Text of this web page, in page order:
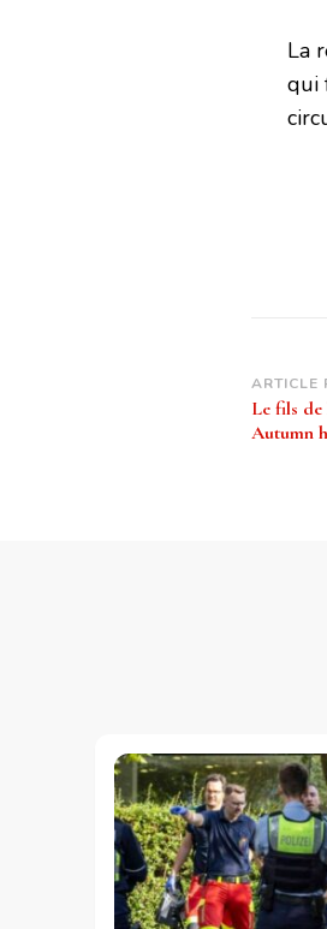
La
qui
ARTICLE
Le fils de
Autumn